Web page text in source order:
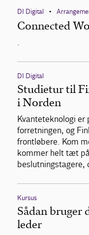
DI Digital •
Connected
.
DI Digital
Studietur til
i Norden
Kvanteteknologi er
forretningen, og
frontløbere. Kom
kommer helt tæt
beslutningstagere,
Kursus
Sådan bruger
leder